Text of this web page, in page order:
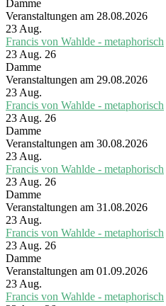
Damme
Veranstaltungen am 28.08.2026
23 Aug.
Francis von Wahlde - metaphorisch
23 Aug. 26
Damme
Veranstaltungen am 29.08.2026
23 Aug.
Francis von Wahlde - metaphorisch
23 Aug. 26
Damme
Veranstaltungen am 30.08.2026
23 Aug.
Francis von Wahlde - metaphorisch
23 Aug. 26
Damme
Veranstaltungen am 31.08.2026
23 Aug.
Francis von Wahlde - metaphorisch
23 Aug. 26
Damme
Veranstaltungen am 01.09.2026
23 Aug.
Francis von Wahlde - metaphorisch